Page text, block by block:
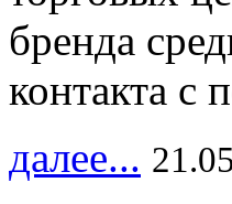
бренда
контакта с
далее...